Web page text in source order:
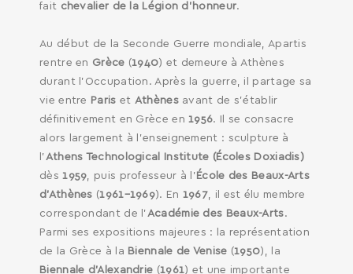
fait chevalier de la Légion d’honneur.
Au début de la Seconde Guerre mondiale, Apartis
rentre en Grèce (1940) et demeure à Athènes
durant l’Occupation. Après la guerre, il partage sa
vie entre Paris et Athènesavant de s’établir
définitivement en Grèce en1956. Il se consacre
alors largement à l’enseignement : sculpture à
l’Athens Technological Institute (Écoles Doxiadis)
dès1959, puis professeur à l’ École des Beaux-Arts
d’Athènes (1961–1969). En 1967, il est élu membre
correspondant de l’Académie des Beaux-Arts.
Parmi ses expositions majeures : la représentation
de la Grèce à la Biennale de Venise (1950), la
Biennale d’Alexandrie (1961) et une importante